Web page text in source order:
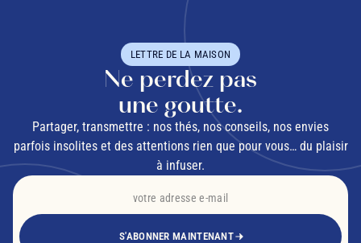
LETTRE DE LA MAISON
Ne perdez pas
une goutte.
Partager, transmettre : nos thés, nos conseils, nos envies
parfois insolites et des attentions rien que pour vous… du plaisir
à infuser.
S'ABONNER MAINTENANT